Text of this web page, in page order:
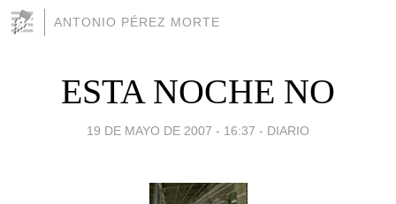
ANTONIO PÉREZ MORTE
ESTA NOCHE NO
19 DE MAYO DE 2007 - 16:37 - DIARIO